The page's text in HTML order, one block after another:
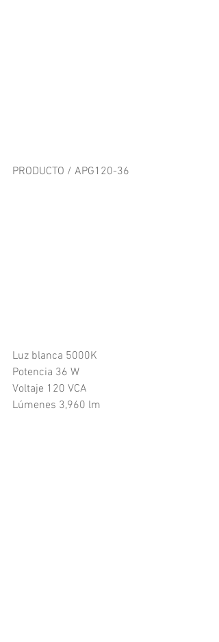
PRODUCTO / APG120-36
Luz blanca 5000K
Potencia 36 W
Voltaje 120 VCA
Lúmenes 3,960 lm